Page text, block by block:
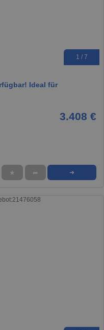
1 / 7
Ideal für
3.408 €
★ ➦ ➜